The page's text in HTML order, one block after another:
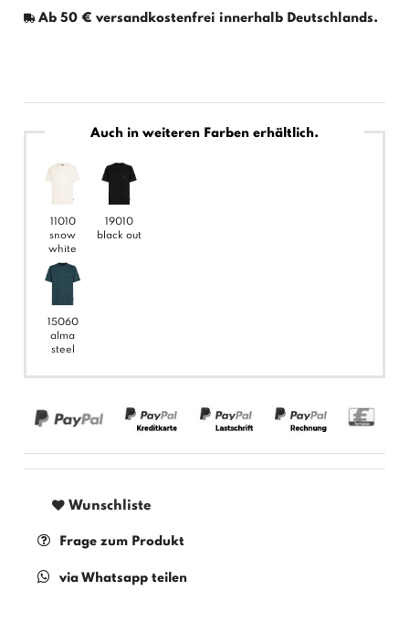
Ab 50 € versandkostenfrei innerhalb Deutschlands.
Auch in weiteren Farben erhältlich.
11010
snow
white
15060
alma
steel
19010
black out
Wunschliste
Frage zum Produkt
via Whatsapp teilen